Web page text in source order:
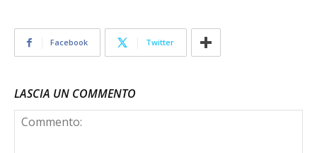
Facebook Twitter
LASCIA UN COMMENTO